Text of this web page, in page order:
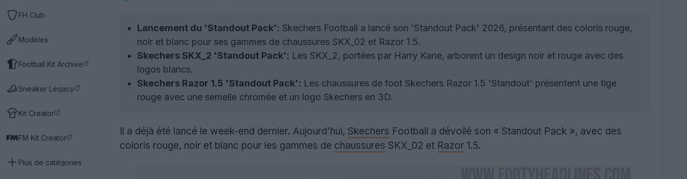
FH Club
Modèles
Football Kit Archive
Sneaker Legacy
Kit Creator
FM Kit Creator
Plus de catégories
Lancement du 'Standout Pack': Skechers Football a lancé son 'Standout Pack' 2026, présentant des coloris rouge,
noir et blanc pour ses gammes de chaussures SKX_02 et Razor 1.5.
Skechers SKX_2 'Standout Pack': Les SKX_2, portées par Harry Kane, arborent un design noir et rouge avec des
logos blancs.
Skechers Razor 1.5 'Standout Pack': Les chaussures de foot Skechers Razor 1.5 'Standout' présentent une tige
rouge avec une semelle chromée et un logo Skechers en 3D.
Il a déjà été lancé le week-end dernier. Aujourd'hui, Skechers Football a dévoilé son « Standout Pack », avec des
coloris rouge, noir et blanc pour les gammes de chaussures SKX_02 et Razor 1.5.